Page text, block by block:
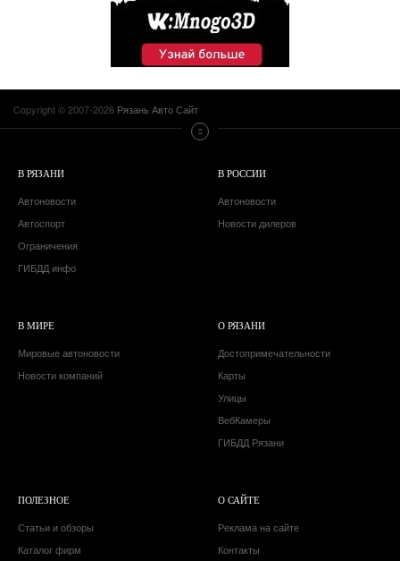
Copyright © 2007-2026 Рязань Авто Сайт
В РЯЗАНИ
Автоновости
Автоспорт
Ограничения
ГИБДД инфо
В РОССИИ
Автоновости
Новости дилеров
В МИРЕ
Мировые автоновости
Новости компаний
О РЯЗАНИ
Достопримечательности
Карты
Улицы
ВебКамеры
ГИБДД Рязани
ПОЛЕЗНОЕ
Статьи и обзоры
Каталог фирм
О САЙТЕ
Реклама на сайте
Контакты